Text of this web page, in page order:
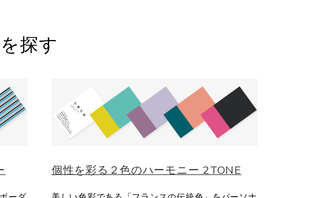
探す
個性を彩る２色のハーモニー 2TONE